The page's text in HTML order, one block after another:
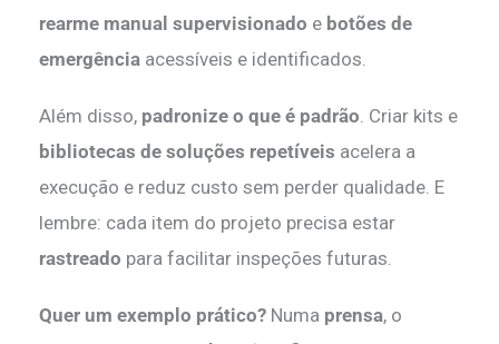
rearme manual supervisionado e botões de
emergência acessíveis e identificados.
Além disso, padronize o que é padrão. Criar kits e
bibliotecas de soluções repetíveis acelera a
execução e reduz custo sem perder qualidade. E
lembre: cada item do projeto precisa estar
rastreado para facilitar inspeções futuras.
Quer um exemplo prático? Numa prensa, o